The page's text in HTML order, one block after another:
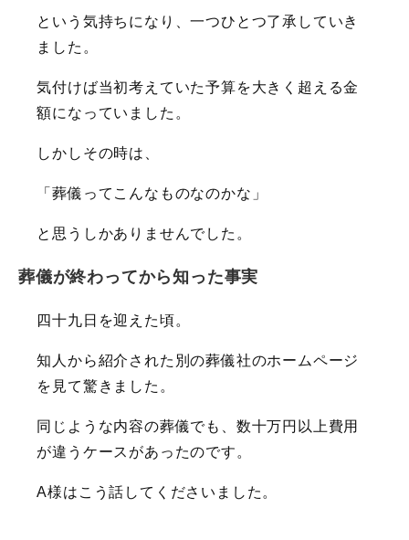
という気持ちになり、一つひとつ了承していき
ました。
気付けば当初考えていた予算を大きく超える金
額になっていました。
しかしその時は、
「葬儀ってこんなものなのかな」
と思うしかありませんでした。
葬儀が終わってから知った事実
四十九日を迎えた頃。
知人から紹介された別の葬儀社のホームページ
を見て驚きました。
同じような内容の葬儀でも、数十万円以上費用
が違うケースがあったのです。
A様はこう話してくださいました。